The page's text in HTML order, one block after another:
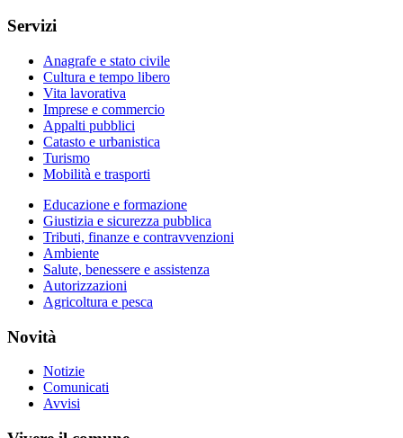
Servizi
Anagrafe e stato civile
Cultura e tempo libero
Vita lavorativa
Imprese e commercio
Appalti pubblici
Catasto e urbanistica
Turismo
Mobilità e trasporti
Educazione e formazione
Giustizia e sicurezza pubblica
Tributi, finanze e contravvenzioni
Ambiente
Salute, benessere e assistenza
Autorizzazioni
Agricoltura e pesca
Novità
Notizie
Comunicati
Avvisi